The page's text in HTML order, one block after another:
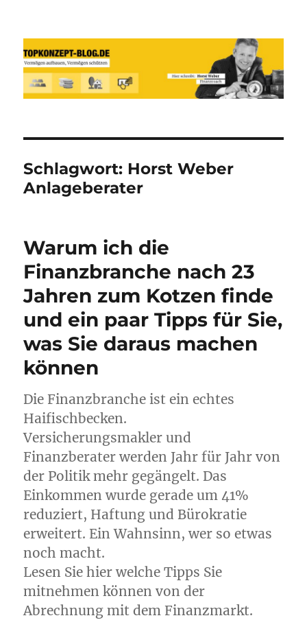
Reich werden und Vermögen
schützen mit Sachwerten-Silber-
Gold-Silbermünzen-Goldmünzen
Schlagwort: Horst Weber
Anlageberater
Warum ich die
Finanzbranche nach 23
Jahren zum Kotzen finde
und ein paar Tipps für Sie,
was Sie daraus machen
können
Die Finanzbranche ist ein echtes
Haifischbecken.
Versicherungsmakler und
Finanzberater werden Jahr für Jahr von
der Politik mehr gegängelt. Das
Einkommen wurde gerade um 41%
reduziert, Haftung und Bürokratie
erweitert. Ein Wahnsinn, wer so etwas
noch macht.
Lesen Sie hier welche Tipps Sie
mitnehmen können von der
Abrechnung mit dem Finanzmarkt.